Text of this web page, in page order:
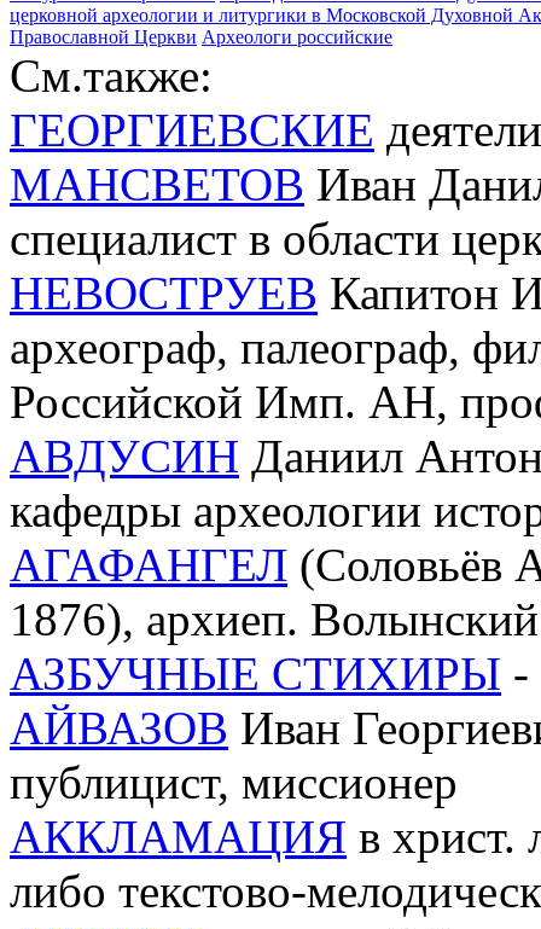
церковной археологии и литургики в Московской Духовной
Православной Церкви Археологи российские
См.также:
ГЕОРГИЕВСКИЕ
МАНСВЕТОВ Иван
специалист в области
НЕВОСТРУЕВ Капитон
археограф, палеограф,
Российской Имп. АН,
АВДУСИН Даниил
кафедры археологии
АГАФАНГЕЛ (Соловьёв
1876), архиеп.
АЗБУЧНЫЕ СТИХИРЫ -
АЙВАЗОВ Иван
публицист, миссионер
АККЛАМАЦИЯ в христ.
либо текстово-